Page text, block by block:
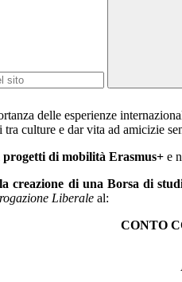
delle esperienze
culture e dar vita ad amicizie
progetti di mobilità Erasmus+ e
creazione di una Borsa di
Liberale al:
CONTO